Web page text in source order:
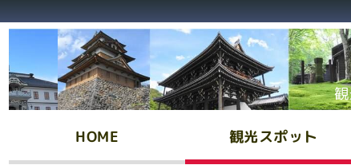
HOME 観光スポット